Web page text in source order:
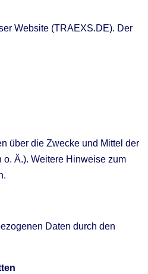
Website (TRAEXS.DE). Der
über die Zwecke und Mittel der
Ä.). Weitere Hinweise zum
Daten durch den